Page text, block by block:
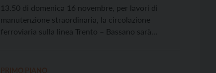
13.50 di domenica 16 novembre, per lavori di
manutenzione straordinaria, la circolazione
ferroviaria sulla linea Trento – Bassano sarà